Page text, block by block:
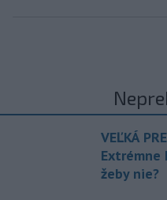
VEĽKÁ
Extrémne
žeby nie?